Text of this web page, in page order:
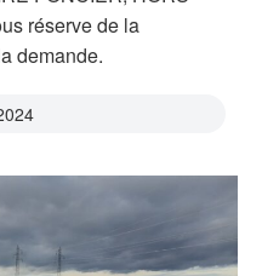
réserve de la
demande.